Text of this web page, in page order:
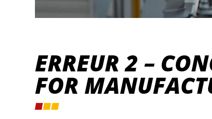
ERREUR 2 –
FOR